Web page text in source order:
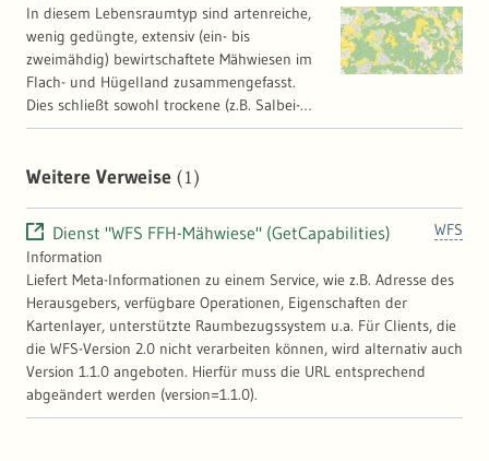
In diesem Lebensraumtyp sind artenreiche,
wenig gedüngte, extensiv (ein- bis
zweimähdig) bewirtschaftete Mähwiesen im
Flach- und Hügelland zusammengefasst.
Dies schließt sowohl trockene (z.B. Salbei-
Glatthaferwiese) als auch frisch-feuchte
Intensivgrünland sind diese Wiesen
nicht vor der Hauptblütezeit der Gräser. Die
Schwerpunktvorkommen dieses Wiesentyps
befinden sich bei europaweiter Betrachtung
in Südwestdeutschland. Seit 01.03.2022
gehören die FFH-Mähwiesen auch zu den
geschützten Biotopen.
Weitere Verweise (1)
WFS
Dienst "WFS FFH-Mähwiese" (GetCapabilities)
Information
Liefert Meta-Informationen zu einem Service, wie z.B. Adresse des
Herausgebers, verfügbare Operationen, Eigenschaften der
Kartenlayer, unterstützte Raumbezugssystem u.a. Für Clients, die
die WFS-Version 2.0 nicht verarbeiten können, wird alternativ auch
Version 1.1.0 angeboten. Hierfür muss die URL entsprechend
abgeändert werden (version=1.1.0).